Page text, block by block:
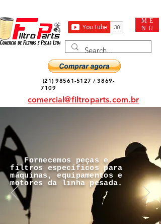
ME
NU
(21) 98561-5127 /3869-
7109
comercial@filtroparts.com.br
Fornecemos peças e
filtros específicos para
máquinas, equipamentos e
motores da linha pesada.